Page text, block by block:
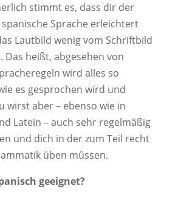
stimmt es, dass dir der
Sprache erleichtert
Lautbild wenig vom Schriftbild
Das heißt, abgesehen von
wird alles so
es gesprochen wird und
wirst aber – ebenso wie in
Latein – auch sehr regelmäßig
und dich in der zum Teil recht
üben müssen.
geeignet?